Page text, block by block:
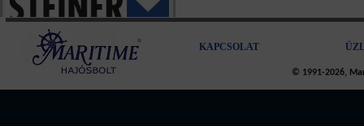
KAPCSOLAT
© 1991-2026,